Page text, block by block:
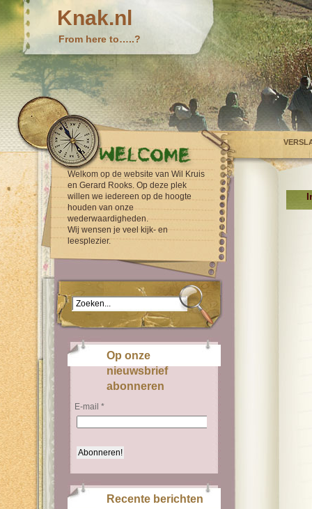
Knak.nl
From here to…..?
Welkom op de website van Wil Kruis
en Gerard Rooks. Op deze plek
willen we iedereen op de hoogte
houden van onze
wederwaardigheden.
Wij wensen je veel kijk- en
leesplezier.
Op onze
nieuwsbrief
abonneren
E-mail *
Recente berichten